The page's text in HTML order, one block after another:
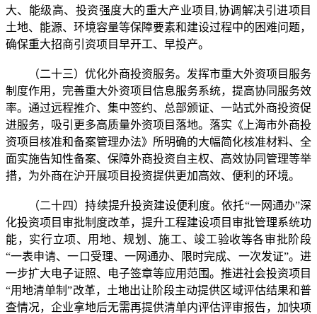
大、能级高、投资强度大的重大产业项目,协调解决引进项目
土地、能源、环境容量等保障要素和建设过程中的困难问题，
确保重大招商引资项目早开工、早投产。
（二十三）优化外商投资服务。发挥市重大外资项目服务
制度作用，完善重大外资项目信息服务系统，提高协同服务效
率。通过远程推介、集中签约、总部颁证、一站式外商投资促
进服务，吸引更多高质量外资项目落地。落实《上海市外商投
资项目核准和备案管理办法》所明确的大幅简化核准材料、全
面实施告知性备案、保障外商投资自主权、高效协同管理等举
措，为外商在沪开展项目投资提供更加高效、便利的环境。
（二十四）持续提升投资建设便利度。依托“一网通办”深
化投资项目审批制度改革，提升工程建设项目审批管理系统功
能，实行立项、用地、规划、施工、竣工验收等各审批阶段
“一表申请、一口受理、一网通办、限时完成、一次发证”。进
一步扩大电子证照、电子签章等应用范围。推进社会投资项目
“用地清单制”改革，土地出让阶段主动提供区域评估结果和普
查情况，企业拿地后无需再提供清单内评估评审报告，加快项